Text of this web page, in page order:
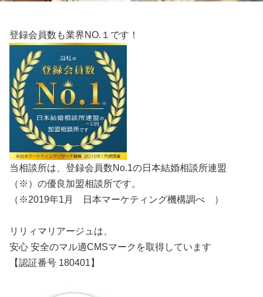
登録会員数も業界NO.１です！
当相談所は、登録会員数No.1の日本結婚相談所連盟
（※）の優良加盟相談所です。
（※2019年1月 日本マーケティング機構調べ ）
リリィマリアージュは、
安心 安全のマル適CMSマークを取得しています
【認証番号 180401】